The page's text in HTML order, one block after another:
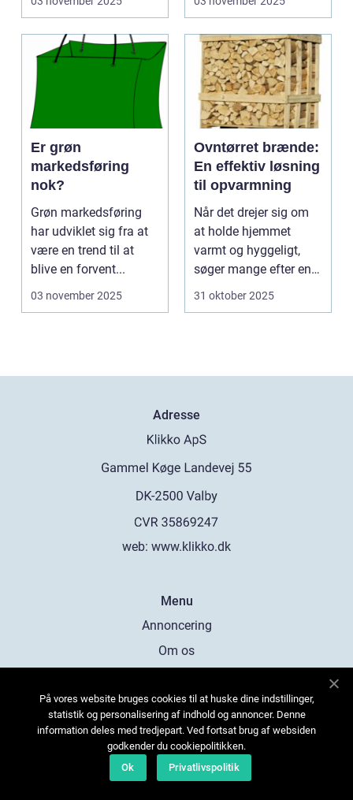
Er grøn
markedsføring
nok?
Grøn markedsføring
har udviklet sig fra at
være en trend til at
blive en forvent...
03 november 2025
Ovntørret brænde:
En effektiv løsning
til opvarmning
Når det drejer sig om
at holde hjemmet
varmt og hyggeligt,
søger mange efter en
bæ...
31 oktober 2025
Adresse
web: www.klikko.dk
Menu
Annoncering
Om os
Kontakt os
Sitemap
På vores website bruges cookies til at huske dine indstillinger,
statistik og personalisering af indhold og annoncer. Denne
information deles med tredjepart. Ved fortsat brug af websiden
godkender du cookiepolitikken.
Ok
Privatlivspolitik